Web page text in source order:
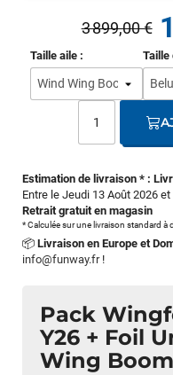
Pack
Y26 + Foil
Wing
Estimation de livraison * :
Entre le Jeudi 13 Août 2026
Retrait gratuit en magasin
* Calculée sur une livraison standard
📦 Livraison en Europe et
info@funway.fr!
Taille aile : Taille
3 899,00 €